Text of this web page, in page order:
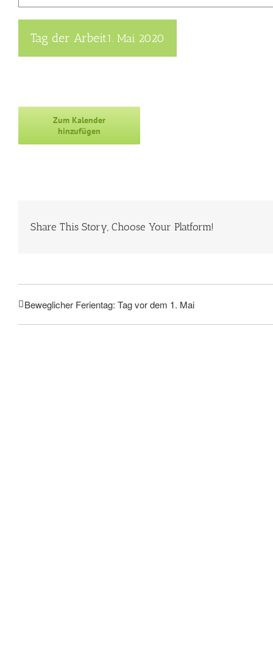
Tag der Arbeit1. Mai 2020
Zum Kalender
hinzufügen
Share This Story, Choose Your Platform!
Beweglicher Ferientag: Tag vor dem 1. Mai